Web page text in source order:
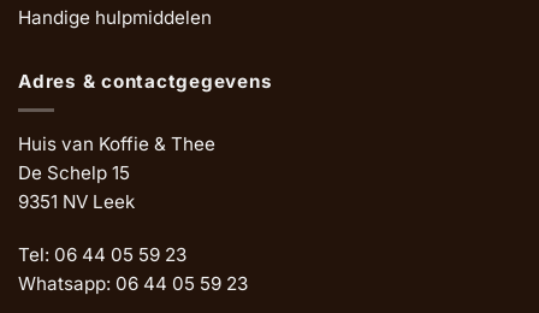
Handige hulpmiddelen
Adres & contactgegevens
Huis van Koffie & Thee
De Schelp 15
9351 NV Leek
Tel: 06 44 05 59 23
Whatsapp: 06 44 05 59 23